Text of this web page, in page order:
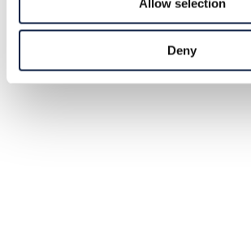
Allow selection
Deny